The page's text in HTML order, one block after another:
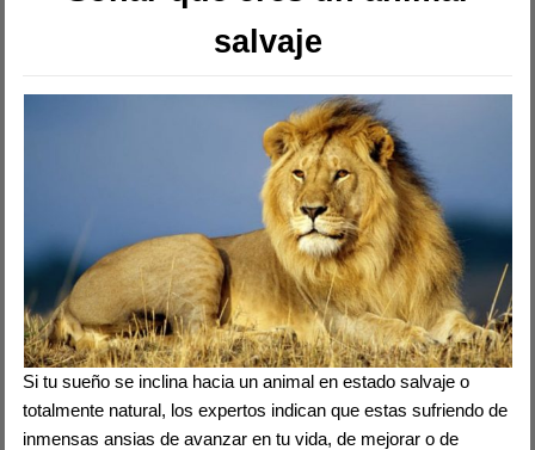
salvaje
Si tu sueño se inclina hacia un animal en estado salvaje o
totalmente natural, los expertos indican que estas sufriendo de
inmensas ansias de avanzar en tu vida, de mejorar o de